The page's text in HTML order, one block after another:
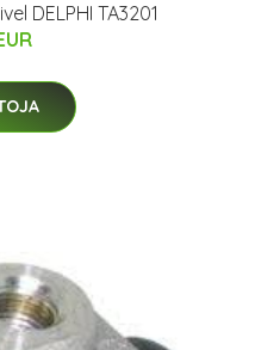
DELPHI TA3201